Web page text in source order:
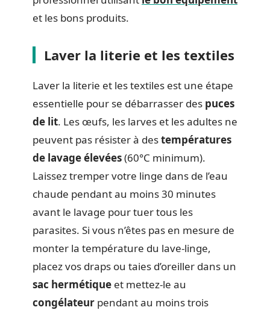
et les bons produits.
Laver la literie et les textiles
Laver la literie et les textiles est une étape
essentielle pour se débarrasser des puces
de lit. Les œufs, les larves et les adultes ne
peuvent pas résister à destempératures
de lavage élevées(60°C minimum).
Laissez tremper votre linge dans de l’eau
chaude pendant au moins 30 minutes
avant le lavage pour tuer tous les
parasites. Si vous n’êtes pas en mesure de
monter la température du lave-linge,
placez vos draps ou taies d’oreiller dans un
sac hermétique et mettez-le au
congélateur pendant au moins trois